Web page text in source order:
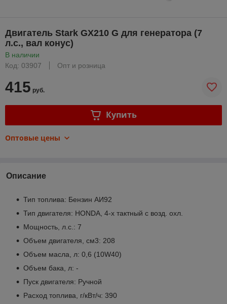
Двигатель Stark GX210 G для генератора (7
л.с., вал конус)
В наличии
Код: 03907
Опт и розница
415 руб.
Купить
Оптовые цены
Описание
Тип топлива: Бензин АИ92
Тип двигателя: HONDA, 4-х тактный с возд. охл.
Мощность, л.с.: 7
Объем двигателя, см3: 208
Объем масла, л: 0,6 (10W40)
Объем бака, л: -
Пуск двигателя: Ручной
Расход топлива, г/кВт/ч: 390